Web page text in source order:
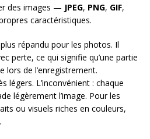
des images — JPEG, PNG, GIF,
caractéristiques.
répandu pour les photos. Il
perte, ce qui signifie qu’une partie
lors de l’enregistrement.
légers. L’inconvénient : chaque
légèrement l’image. Pour les
ou visuels riches en couleurs,